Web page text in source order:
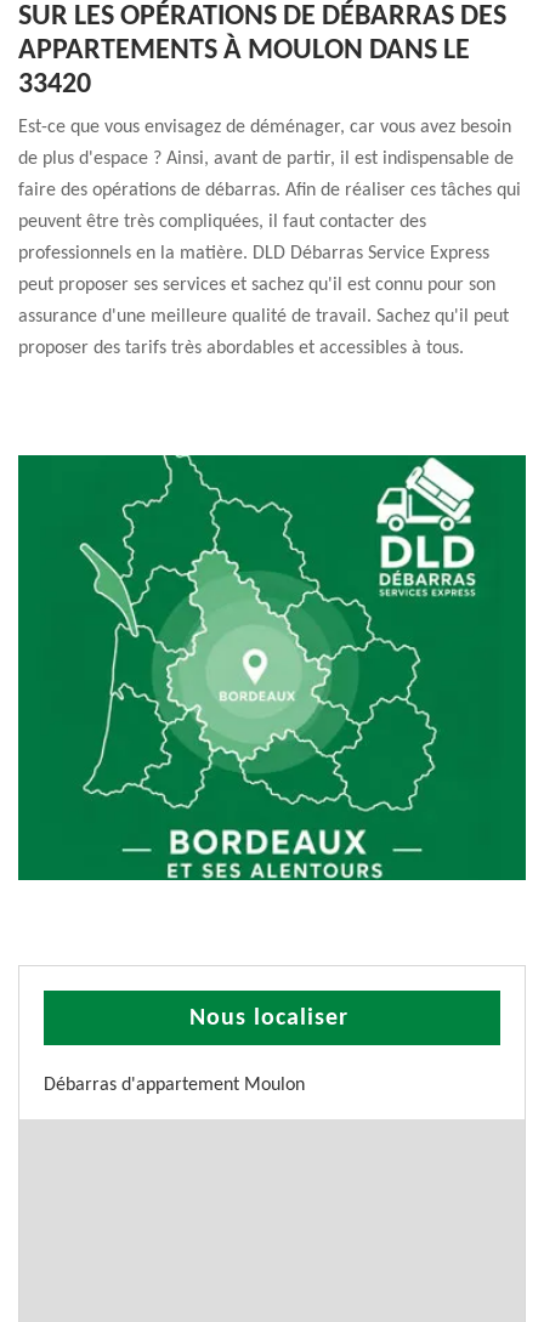
SUR LES OPÉRATIONS DE DÉBARRAS DES
APPARTEMENTS À MOULON DANS LE
33420
Est-ce que vous envisagez de déménager, car vous avez besoin
de plus d'espace ? Ainsi, avant de partir, il est indispensable de
faire des opérations de débarras. Afin de réaliser ces tâches qui
peuvent être très compliquées, il faut contacter des
professionnels en la matière. DLD Débarras Service Express
peut proposer ses services et sachez qu'il est connu pour son
assurance d'une meilleure qualité de travail. Sachez qu'il peut
proposer des tarifs très abordables et accessibles à tous.
Nous localiser
Débarras d'appartement Moulon